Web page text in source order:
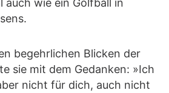
auch wie ein Golfball in
begehrlichen Blicken der
sie mit dem Gedanken: »Ich
nicht für dich, auch nicht